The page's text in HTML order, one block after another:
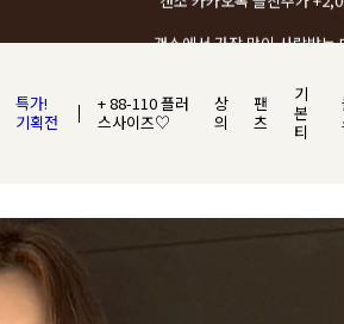
특가!
기획전
+ 88-110 플러
스사이즈♡
상
의
팬
츠
기
본
티